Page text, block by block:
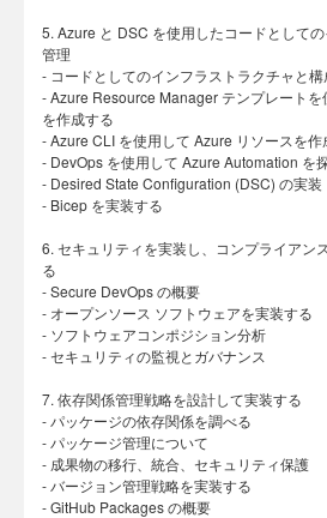
5. Azure と DSC を使用したコードとして
管理
- コードとしてのインフラストラクチャと
- Azure Resource Manager テンプレートを
を作成する
- Azure CLI を使用して Azure リソースを作
- DevOps を使用して Azure Automation を
- Desired State Configuration (DSC) の実装
- Bicep を実装する
6. セキュリティを実装し、コンプライアン
る
- Secure DevOps の概要
- オープンソース ソフトウェアを実装する
- ソフトウェアコンポジション分析
- セキュリティの監視とガバナンス
7. 依存関係管理戦略を設計して実装する
- パッケージの依存関係を調べる
- パッケージ管理について
- 成果物の移行、統合、セキュリティ保護
- バージョン管理戦略を実装する
- GitHub Packages の概要